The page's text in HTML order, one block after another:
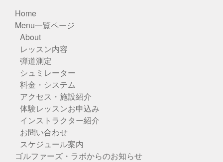
Home
Menu一覧ページ
About
レッスン内容
弾道測定
シュミレーター
料金・システム
アクセス・施設紹介
体験レッスンお申込み
インストラクター紹介
お問い合わせ
スケジュール案内
ゴルファーズ・ラボからのお知らせ